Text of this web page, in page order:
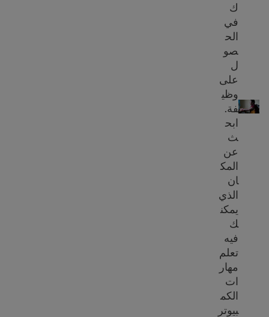
مهارات الكمبيوتر الأساسية & السلامة على الإنترنت
ك
في
الح
صو
ل
على
وظي
فة.
ابح
ث
عن
المك
ان
الذي
يمكن
ك
فيه
تعلم
مهار
ات
الكم
بيوتر